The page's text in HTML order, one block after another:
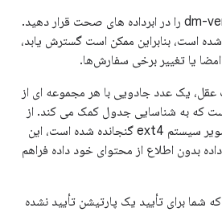
امضای جدول و جدول dm-verity را در ابرداده های صحت قرار دهید.
است، بنابراین ممکن است گسترش یابد،
یا تغییر برخی سفارش‌ها.
یک عدد جادویی با هر مجموعه ای از
که به شناسایی جدول کمک می کند. از
آنجایی که طول در هدر تصویر سیستم ext4 گنجانده شده است، این
بدون اطلاع از محتوای خود داده فراهم
شما برای تأیید یک پارتیشن تأیید نشده